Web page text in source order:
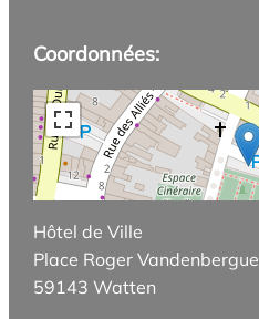
Coordonnées:
Hôtel de Ville
Place Roger Vandenbergue
59143 Watten